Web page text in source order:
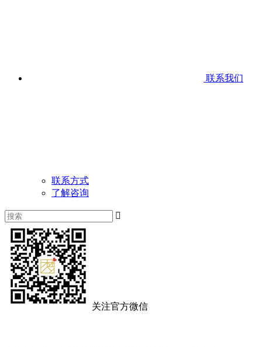
联系我们
联系方式
了解咨询

关注官方微信